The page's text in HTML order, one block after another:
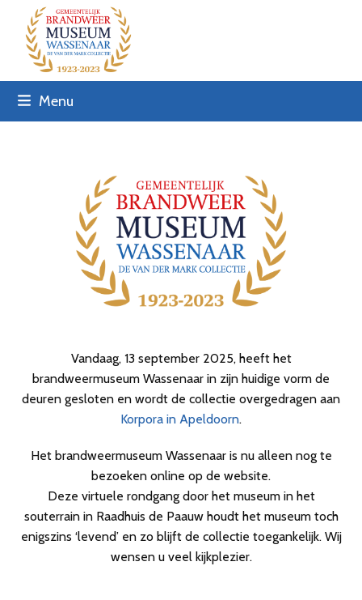
content
Menu
Vandaag, 13 september 2025, heeft het
brandweermuseum Wassenaar in zijn huidige vorm de
deuren gesloten en wordt de collectie overgedragen aan
Korpora in Apeldoorn.
Het brandweermuseum Wassenaar is nu alleen nog te
bezoeken online op de website.
Deze virtuele rondgang door het museum in het
souterrain in Raadhuis de Paauw houdt het museum toch
enigszins ‘levend’ en zo blijft de collectie toegankelijk. Wij
wensen u veel kijkplezier.